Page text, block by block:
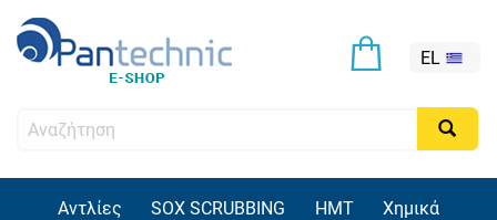
EL
Αντλίες SOX SCRUBBING HMT Χημικά